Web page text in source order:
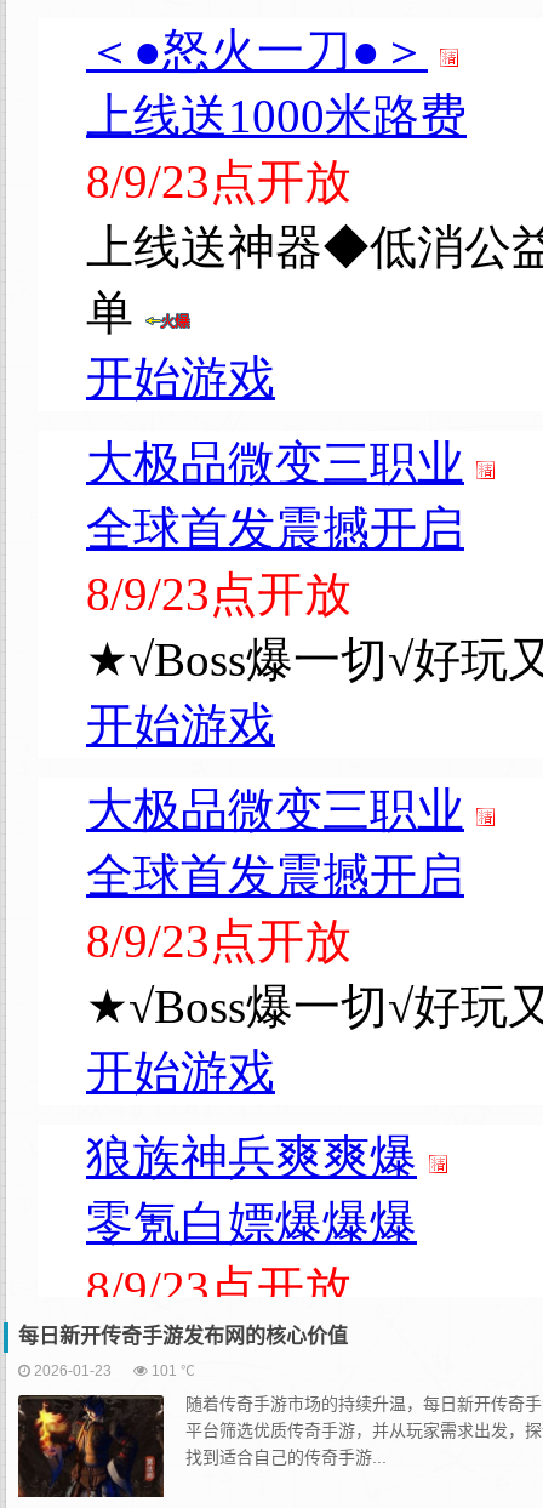
每日新开传奇手游发布网的核心价值
2026-01-23 101 ℃
随着传奇手游市场的持续升温，每日新开传奇
平台筛选优质传奇手游，并从玩家需求出发，
找到适合自己的传奇手游...